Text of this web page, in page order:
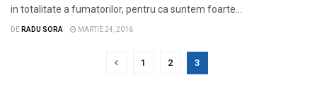
in totalitate a fumatorilor, pentru ca suntem foarte...
DERADU SORA MARTIE 24, 2016
1 2 3